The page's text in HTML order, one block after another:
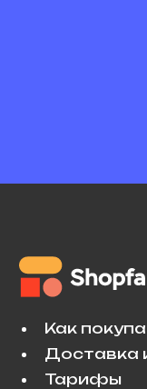
Как
Доставка
Тарифы